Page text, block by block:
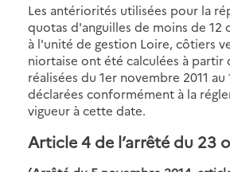
Les antériorités utilisées pour la
quotas d'anguilles de moins de 12
à l'unité de gestion Loire, côtiers
niortaise ont été calculées à partir
réalisées du 1er novembre 2011 au
déclarées conformément à la
vigueur à cette date.
Article 4 de l’arrêté du 23